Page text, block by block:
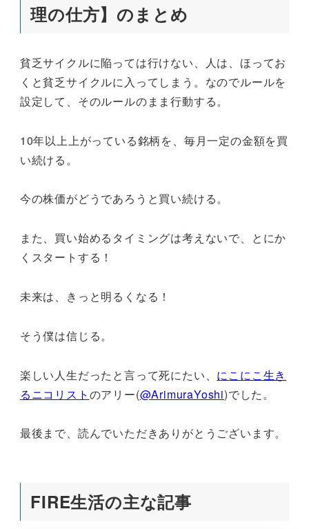
理の仕方】のまとめ
貧乏サイクルに陥っては行けない、人は、ほってお
くと貧乏サイクルに入ってしまう。なのでルールを
設定して、そのルールのまま行動する。
10年以上上がっている銘柄を、毎月一定の金額を買
い続ける。
今の株価がどうであろうと買い続ける。
また、買い始めるタイミングは考えないで、とにか
くスタートする！
未来は、きっと明るくなる！
そう僕は信じる。
楽しい人生だったと言って死にたい、 にこにこ生き
るニコリスト のアリー(@ArimuraYoshi)でした。
最後まで、読んでいただきありがとうございます。
FIRE生活の主な記事